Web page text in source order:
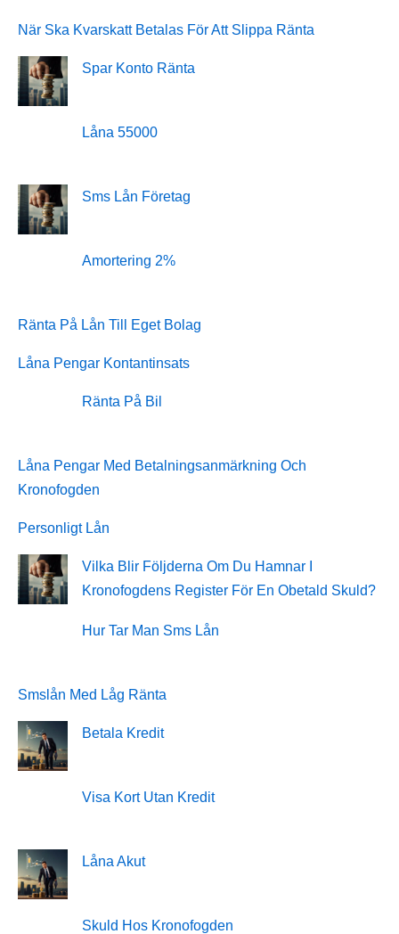
När Ska Kvarskatt Betalas För Att Slippa Ränta
Spar Konto Ränta
Låna 55000
Sms Lån Företag
Amortering 2%
Ränta På Lån Till Eget Bolag
Låna Pengar Kontantinsats
Ränta På Bil
Låna Pengar Med Betalningsanmärkning Och
Kronofogden
Personligt Lån
Vilka Blir Följderna Om Du Hamnar I
Kronofogdens Register För En Obetald Skuld?
Hur Tar Man Sms Lån
Smslån Med Låg Ränta
Betala Kredit
Visa Kort Utan Kredit
Låna Akut
Skuld Hos Kronofogden